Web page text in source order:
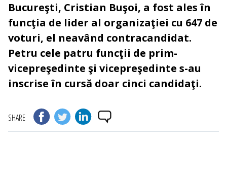
Bucureşti, Cristian Buşoi, a fost ales în
funcţia de lider al organizaţiei cu 647 de
voturi, el neavând contracandidat.
Petru cele patru funcţii de prim-
vicepreşedinte şi vicepreşedinte s-au
inscrise în cursă doar cinci candidaţi.
SHARE